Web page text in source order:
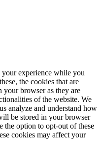
experience while you
the cookies that are
your browser as they are
of the website. We
analyze and understand how
be stored in your browser
the option to opt-out of these
cookies may affect your